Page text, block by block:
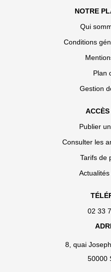
NOTRE
Qui
Conditions
Plan
Gestion
Publier
Consulter les
Tarifs de
02 33
8, quai
50000